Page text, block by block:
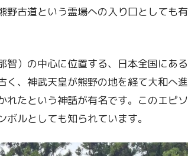
野古道という霊場への入り口としても有
智）の中心に位置する、日本全国にある
く、神武天皇が熊野の地を経て大和へ進
れたという神話が有名です。このエピソ
ルとしても知られています。